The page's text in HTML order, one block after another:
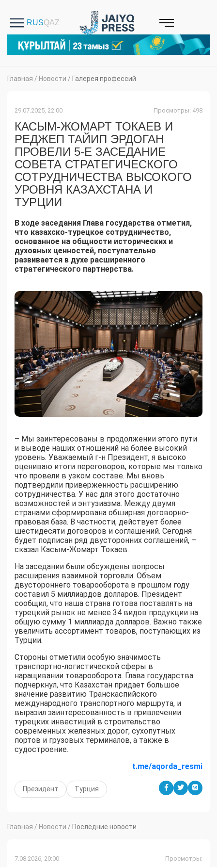
Главная / Новости / Галерея профессий
29.07.2025, 22:00 Просмотры: 498
КАСЫМ-ЖОМАРТ ТОКАЕВ И
РЕДЖЕП ТАЙИП ЭРДОГАН
ПРОВЕЛИ 5-Е ЗАСЕДАНИЕ
СОВЕТА СТРАТЕГИЧЕСКОГО
СОТРУДНИЧЕСТВА ВЫСОКОГО
УРОВНЯ КАЗАХСТАНА И
ТУРЦИИ
В ходе заседания Глава государства отметил,
что казахско-турецкое сотрудничество,
основанное на общности исторических и
духовных ценностей, поступательно
развивается в духе расширенного
стратегического партнерства.
– Мы заинтересованы в продолжении этого пути
и выводе наших отношений на более высокий
уровень. Уважаемый г-н Президент, я высоко
оцениваю итоги переговоров, которые мы только
что провели в узком составе. Мы вновь
подтвердили приверженность расширению
сотрудничества. У нас для этого достаточно
возможностей и энтузиазма. Между двумя
странами сформирована обширная договорно-
правовая база. В частности, действует более
шестидесяти договоров и соглашений. Сегодня
будет подписан ряд двусторонних соглашений, –
сказал Касым-Жомарт Токаев.
На заседании были обсуждены вопросы
расширения взаимной торговли. Объем
двустороннего товарооборота в прошлом году
составил 5 миллиардов долларов. Президент
сообщил, что наша страна готова поставлять на
турецкий рынок не менее 34 видов продукции на
общую сумму 1 миллиарда долларов. Важно также
увеличить ассортимент товаров, поступающих из
Турции.
Стороны отметили особую значимость
транспортно-логистической сферы в
наращивании товарооборота. Глава государства
подчеркнул, что Казахстан придает большое
значение развитию Транскаспийского
международного транспортного маршрута, и
выразил заинтересованность в привлечении
турецких инвестиций в строительство
современных железных дорог, сухопутных
портов и грузовых терминалов, а также в
судостроение.
t.me/aqorda_resmi
Президент Турция
Главная / Новости / Последние новости
7.08.2026, 20:00 Просмотры: